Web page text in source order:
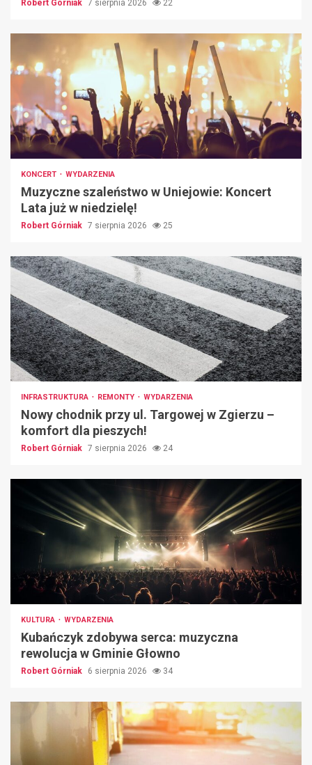
Robert Górniak 7 sierpnia 2026 22
KONCERT WYDARZENIA
Muzyczne szaleństwo w Uniejowie: Koncert
Lata już w niedzielę!
Robert Górniak 7 sierpnia 2026 25
INFRASTRUKTURA REMONTY WYDARZENIA
Nowy chodnik przy ul. Targowej w Zgierzu –
komfort dla pieszych!
Robert Górniak 7 sierpnia 2026 24
KULTURA WYDARZENIA
Kubańczyk zdobywa serca: muzyczna
rewolucja w Gminie Głowno
Robert Górniak 6 sierpnia 2026 34